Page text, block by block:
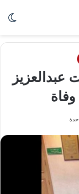
عبدالعزيز